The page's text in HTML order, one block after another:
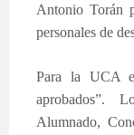
Antonio Torán
personales de
Para la UCA
aprobados”.
Alumnado,